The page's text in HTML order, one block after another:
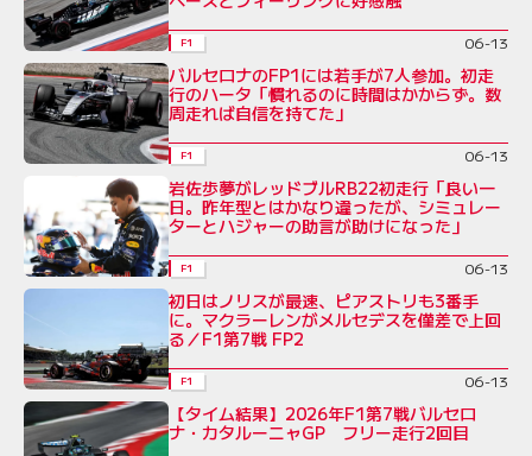
F1 06-13
バルセロナのFP1には若手が7人参加。初走
行のハータ「慣れるのに時間はかからず。数
周走れば自信を持てた」
F1 06-13
岩佐歩夢がレッドブルRB22初走行「良い一
日。昨年型とはかなり違ったが、シミュレー
ターとハジャーの助言が助けになった」
F1 06-13
初日はノリスが最速、ピアストリも3番手
に。マクラーレンがメルセデスを僅差で上回
る／F1第7戦 FP2
F1 06-13
【タイム結果】2026年F1第7戦バルセロ
ナ・カタルーニャGP フリー走行2回目